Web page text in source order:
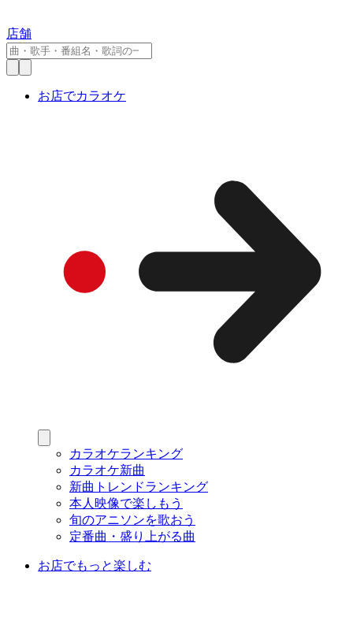
店舗
お店でカラオケ
カラオケランキング
カラオケ新曲
新曲トレンドランキング
本人映像で楽しもう
旬のアニソンを歌おう
定番曲・盛り上がる曲
お店でもっと楽しむ